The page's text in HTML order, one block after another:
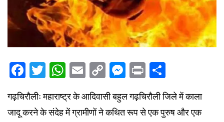
Facebook
Twitter
WhatsApp
Email
Copy
Link
Messenger
Print
गढ़चिरौलीः महाराष्ट्र के आदिवासी बहुल गढ़चिरौली जिले में काला
जादू करने के संदेह में ग्रामीणों ने कथित रूप से एक पुरुष और एक